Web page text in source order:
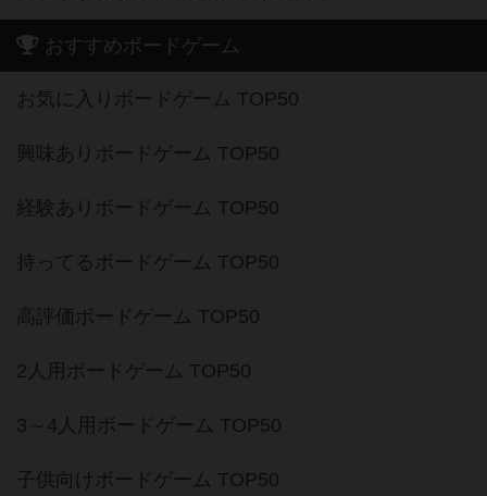
おすすめボードゲーム
お気に入りボードゲーム TOP50
興味ありボードゲーム TOP50
経験ありボードゲーム TOP50
持ってるボードゲーム TOP50
高評価ボードゲーム TOP50
2人用ボードゲーム TOP50
3～4人用ボードゲーム TOP50
子供向けボードゲーム TOP50